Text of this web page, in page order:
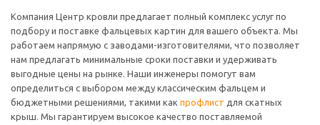
Компания Центр кровли предлагает полный комплекс услуг по
подбору и поставке фальцевых картин для вашего объекта. Мы
работаем напрямую с заводами-изготовителями, что позволяет
нам предлагать минимальные сроки поставки и удерживать
выгодные цены на рынке. Наши инженеры помогут вам
определиться с выбором между классическим фальцем и
бюджетными решениями, такими как профлист для скатных
крыш. Мы гарантируем высокое качество поставляемой